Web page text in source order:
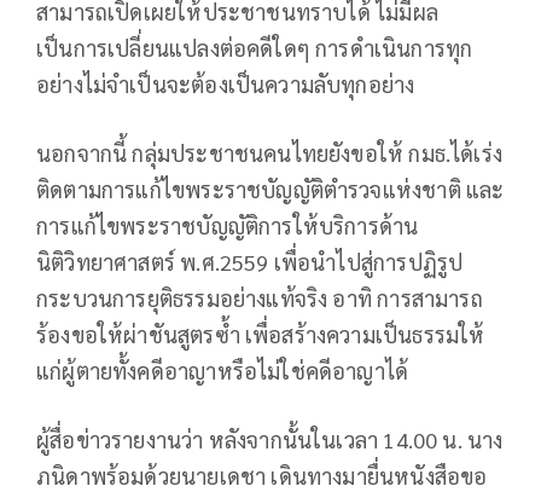
สามารถเปิดเผยให้ประชาชนทราบได้ ไม่มีผล
เป็นการเปลี่ยนแปลงต่อคดีใดๆ การดำเนินการทุก
อย่างไม่จำเป็นจะต้องเป็นความลับทุกอย่าง
นอกจากนี้ กลุ่มประชาชนคนไทยยังขอให้ กมธ.ได้เร่ง
ติดตามการแก้ไขพระราชบัญญัติตำรวจแห่งชาติ และ
การแก้ไขพระราชบัญญัติการให้บริการด้าน
นิติวิทยาศาสตร์ พ.ศ.2559 เพื่อนำไปสู่การปฏิรูป
กระบวนการยุติธรรมอย่างแท้จริง อาทิ การสามารถ
ร้องขอให้ผ่าชันสูตรซ้ำ เพื่อสร้างความเป็นธรรมให้
แก่ผู้ตายทั้งคดีอาญาหรือไม่ใช่คดีอาญาได้
ผู้สื่อข่าวรายงานว่า หลังจากนั้นในเวลา 14.00 น. นาง
ภนิดาพร้อมด้วยนายเดชา เดินทางมายื่นหนังสือขอ